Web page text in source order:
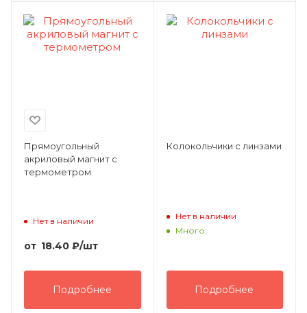
Прямоугольный
акриловый магнит с
термометром
Нет в наличии
от 18.40 ₽/шт
Подробнее
Колокольчики с линзами
Нет в наличии
Много
Подробнее